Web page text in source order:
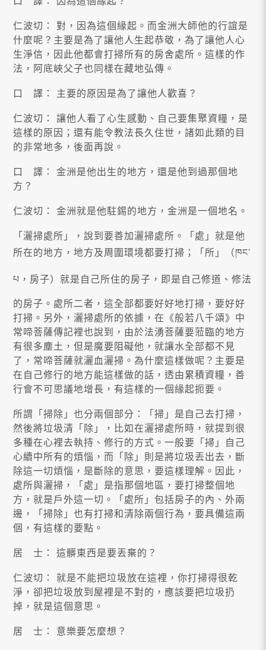
仁波切： 對，因為這個緣起。而金洲大師他的行誼是
什麼呢？主要是為了讓他人生起恭敬，為了讓他人心
生淨信，因此他都會打掃所有的房舍處所。這樣的作
法，阿底峽父子也同樣在藏地弘傳。
口 譯： 主要的原因是為了讓他人歡喜？
仁波切： 讓他人看了心生感動、自己要集聚資糧，是
這樣的原因；還有能令教法長久住世，諸如此類的目
的非常地多，後面再說。
口 譯： 金洲是他出生的地方，還是他到過那個地
方？
仁波切： 金洲就是他駐錫的地方，金洲是一個地名。
「灑掃處所」，說到要善加灑掃處所。「處」就是他
所在的地方，地方及周圍環境都要打掃；「所」（ཁང་
པ，房子）就是自己所住的房子，即是自己修道、修法
的房子。處所二者，這全部都要好好地打掃，要好好
打掃。另外，灑掃處所的依據，在《般若八千頌》中
常啼菩薩傳記裡也說到，由於法湧菩薩要蒞臨的地方
有很多塵土，但是魔要阻礙他，就讓水全部都不見
了，常啼菩薩就灑血灑掃。為什麼這樣做呢？主要是
在自己修行的地方能這樣做的話，透由累積資糧，善
行會不可思議地增長，有這樣的一個緣起扼要。
所謂「掃除」也分兩個部分：「掃」是自己去打掃，
然後將垃圾清「除」，比如在灑掃處所時，就提到很
多種在心裡去執持、修行的方式。一般要「掃」自己
心續中所有的煩惱，而「除」則是將垃圾丟出去，斷
除這一切煩惱，是斷除的意思，要這樣理解。因此，
處所與灑掃，「處」是指那個地區，要打掃整個地
方，就是戶外這一切。「處所」包括房子的內、外兩
邊，「掃除」也有打掃和清除兩個行為，要具備這兩
個，有這樣的要點。
居 士： 這髒東西是要丟棄的？
仁波切： 就是不能把垃圾放在這裡，你打掃得很乾
淨，卻把垃圾放到屋裡是不對的，應該要把垃圾扔
掉，就是這個意思。
居 士： 意樂要怎麼想？